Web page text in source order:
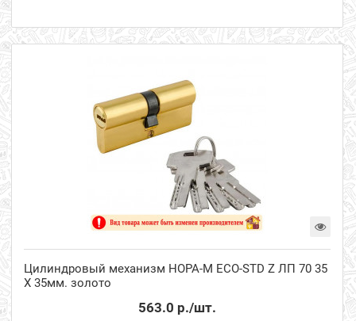
Цилиндровый механизм НОРА-М ECO-STD Z ЛП 70 35
Х 35мм. золото
563.0 р./шт.